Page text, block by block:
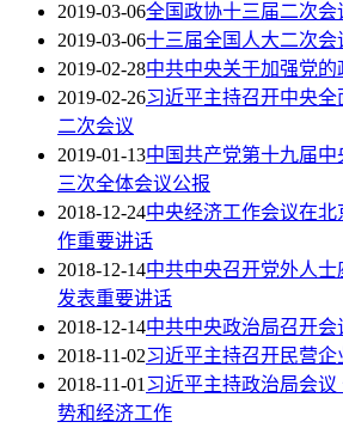
2019-03-06全国政协十三届二次会
2019-03-06十三届全国人大二次会
2019-02-28中共中央关于加强党
2019-02-26习近平主持召开中央
二次会议
2019-01-13中国共产党第十九届
三次全体会议公报
2018-12-24中央经济工作会议在
作重要讲话
2018-12-14中共中央召开党外人
发表重要讲话
2018-12-14中共中央政治局召开
2018-11-02习近平主持召开民营企
2018-11-01习近平主持政治局会
势和经济工作